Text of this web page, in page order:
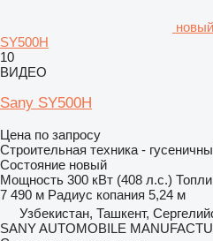
SY500H
10
ВИДЕО
Sany SY500H
Цена по запросу
Строительная техника -
Состояние новый
Мощность 300 кВт (408 л.с.)
7 490 м Радиус копания 5,24 м
Узбекистан, Ташкент,
SANY AUTOMOBILE